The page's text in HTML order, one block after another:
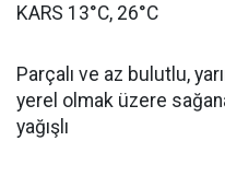
KARS 13°C, 26°C
Parçalı ve az bulutlu,
yerel olmak üzere
yağışlı